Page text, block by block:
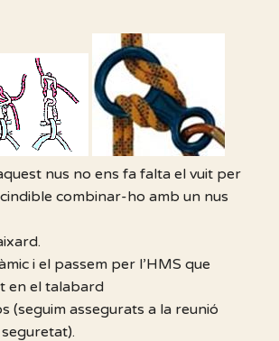
nus no ens fa falta el vuit per
combinar-ho amb un nus
i el passem per l’HMS que
en el talabard
(seguim assegurats a la reunió